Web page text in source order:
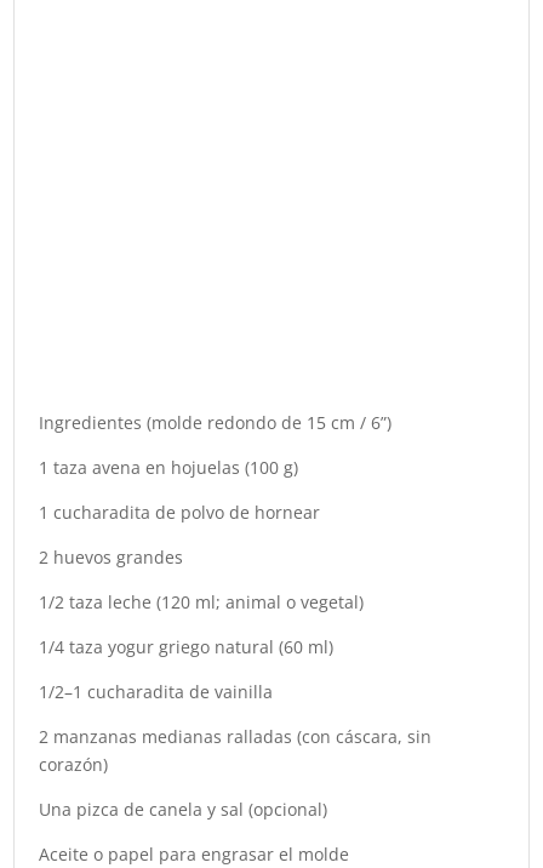
Ingredientes (molde redondo de 15 cm / 6”)
1 taza avena en hojuelas (100 g)
1 cucharadita de polvo de hornear
2 huevos grandes
1/2 taza leche (120 ml; animal o vegetal)
1/4 taza yogur griego natural (60 ml)
1/2–1 cucharadita de vainilla
2 manzanas medianas ralladas (con cáscara, sin
corazón)
Una pizca de canela y sal (opcional)
Aceite o papel para engrasar el molde